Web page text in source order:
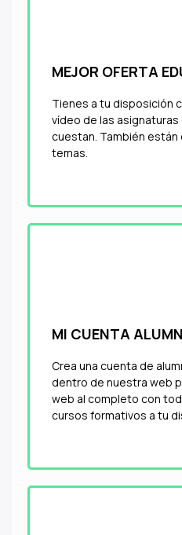
MEJOR OFERTA
Tienes a tu disposición
vídeo de las
cuestan. También
temas.
MI CUENTA
Crea una cuenta de
dentro de nuestra web
web al completo con
cursos formativos a tu